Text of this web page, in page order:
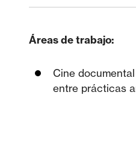
Áreas de trabajo:
Cine
entre prácticas